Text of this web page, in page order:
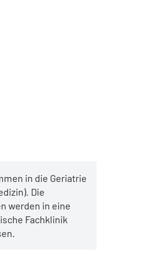
in die Geriatrie
Die
werden in eine
Fachklinik